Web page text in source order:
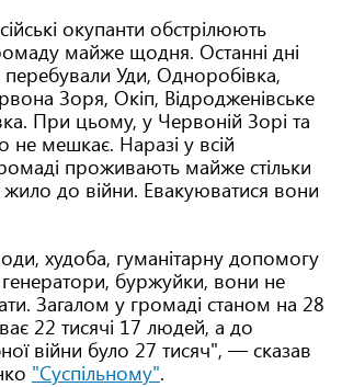
окупанти обстрілюють
майже щодня. Останні дні
перебували Уди, Одноробівка,
Зоря, Окіп, Відродженівське
При цьому, у Червоній Зорі та
не мешкає. Наразі у всій
проживають майже стільки
жило до війни. Евакуюватися вони
худоба, гуманітарну допомогу
буржуйки, вони не
Загалом у громаді станом на 28
22 тисячі 17 людей, а до
війни було 27 тисяч", — сказав
"Суспільному".